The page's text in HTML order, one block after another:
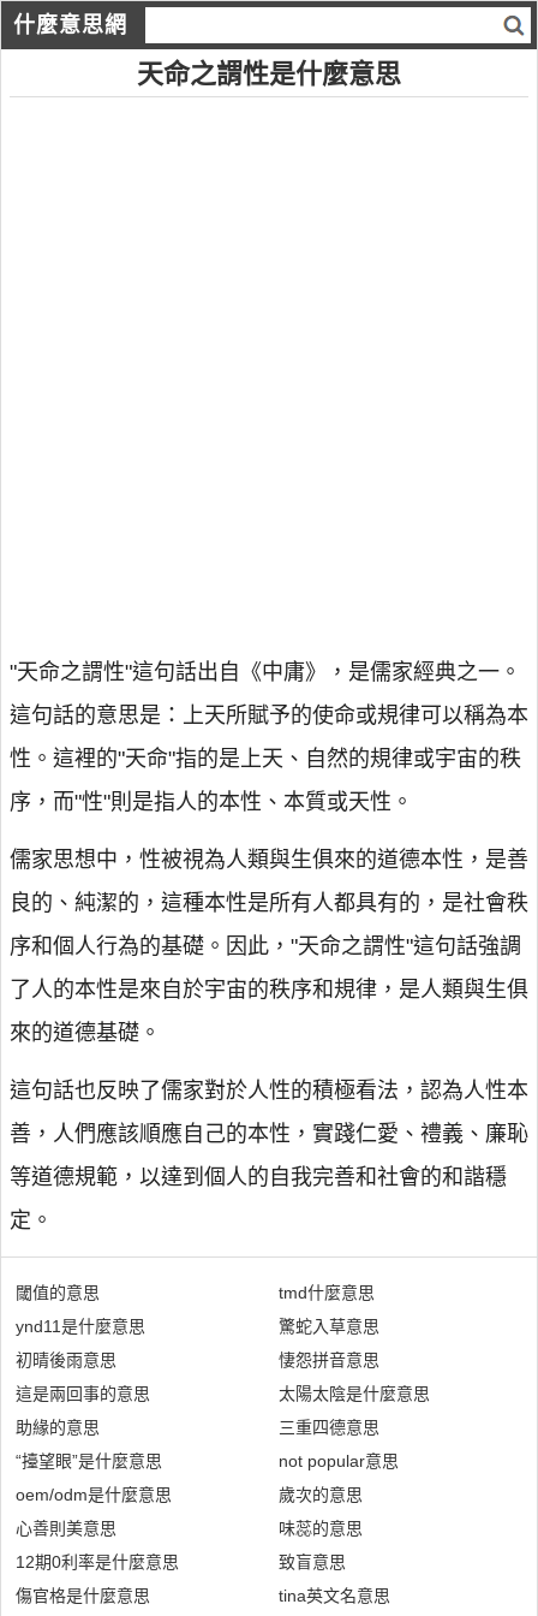
什麼意思網
天命之謂性是什麼意思
"天命之謂性"這句話出自《中庸》，是儒家經典之一。
這句話的意思是：上天所賦予的使命或規律可以稱為本
性。這裡的"天命"指的是上天、自然的規律或宇宙的秩
序，而"性"則是指人的本性、本質或天性。
儒家思想中，性被視為人類與生俱來的道德本性，是善
良的、純潔的，這種本性是所有人都具有的，是社會秩
序和個人行為的基礎。因此，"天命之謂性"這句話強調
了人的本性是來自於宇宙的秩序和規律，是人類與生俱
來的道德基礎。
這句話也反映了儒家對於人性的積極看法，認為人性本
善，人們應該順應自己的本性，實踐仁愛、禮義、廉恥
等道德規範，以達到個人的自我完善和社會的和諧穩
定。
閾值的意思
ynd11是什麼意思
初晴後雨意思
這是兩回事的意思
助緣的意思
“擡望眼”是什麼意思
oem/odm是什麼意思
心善則美意思
12期0利率是什麼意思
傷官格是什麼意思
tmd什麼意思
驚蛇入草意思
悽怨拼音意思
太陽太陰是什麼意思
三重四德意思
not popular意思
歲次的意思
味蕊的意思
致盲意思
tina英文名意思